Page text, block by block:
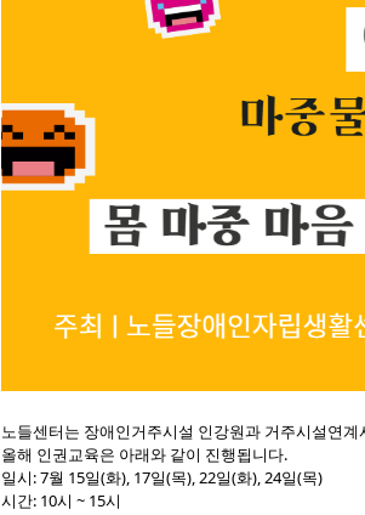
노들센터는 장애인거주시설 인강원과 거주시설연
올해 인권교육은 아래와 같이 진행됩니다.
일시: 7월 15일(화), 17일(목), 22일(화), 24일(목)
시간: 10시 ~ 15시